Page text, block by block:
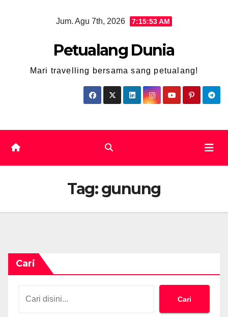
Jum. Agu 7th, 2026 7:15:55 AM
Petualang Dunia
Mari travelling bersama sang petualang!
Tag:gunung
Cari
Cari